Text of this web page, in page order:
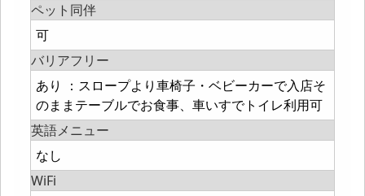
ペット同伴
可
バリアフリー
あり ：スロープより車椅子・ベビーカーで入店そ
のままテーブルでお食事、車いすでトイレ利用可
英語メニュー
なし
WiFi